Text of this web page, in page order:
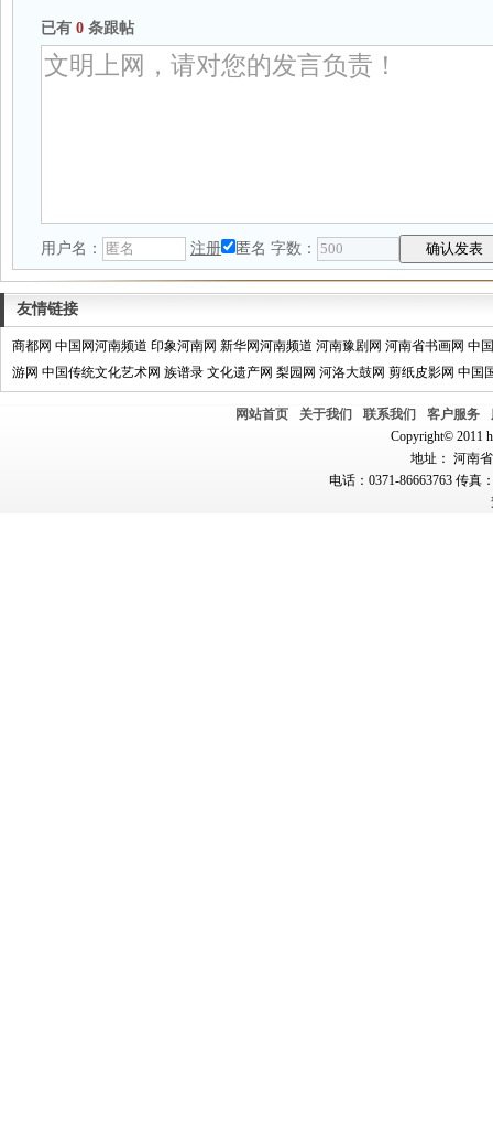
已有 0 条跟帖
用户名： 注册 匿名 字数：
友情链接
商都网 中国网河南频道 印象河南网 新华网河南频道 河南豫剧网 河南省书画网 中
游网 中国传统文化艺术网 族谱录 文化遗产网 梨园网 河洛大鼓网 剪纸皮影网 中国
网站首页 关于我们 联系我们 客户服务
Copyright© 2011
地址： 河南
电话：0371-86663763 传真